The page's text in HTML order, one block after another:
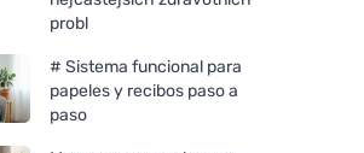
probl
# Sistema funcional para
papeles y recibos paso a
paso